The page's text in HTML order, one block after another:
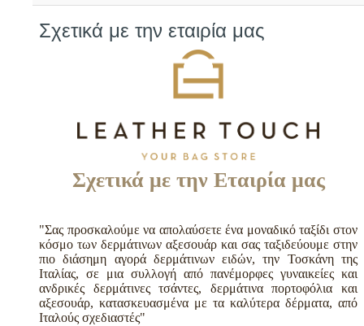
Σχετικά με την εταιρία μας
Σχετικά με την Εταιρία μας
"Σας προσκαλούμε να απολαύσετε ένα μοναδικό ταξίδι στον
κόσμο των δερμάτινων αξεσουάρ και σας ταξιδεύουμε στην
πιο διάσημη αγορά δερμάτινων ειδών, την Τοσκάνη της
Ιταλίας, σε μια συλλογή από πανέμορφες γυναικείες και
ανδρικές δερμάτινες τσάντες, δερμάτινα πορτοφόλια και
αξεσουάρ, κατασκευασμένα με τα καλύτερα δέρματα, από
Ιταλούς σχεδιαστές"